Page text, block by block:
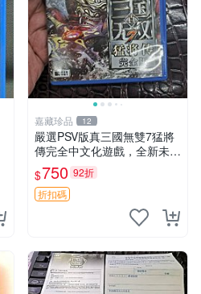
嘉藏珍品 12
嚴選PSV版真三國無雙7猛將
傳完全中文化遊戲，全新未拆
封宛如新的一樣！ 真三國無
雙 七 猛將傳 PSV 游戲
$750 92折
折扣碼